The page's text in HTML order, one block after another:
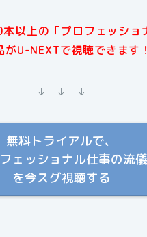
以上の「プロフェッショ
がU-NEXTで視聴できます！
↓ ↓ ↓
無料トライアルで、
フェッショナル仕事の流儀
を今スグ視聴する